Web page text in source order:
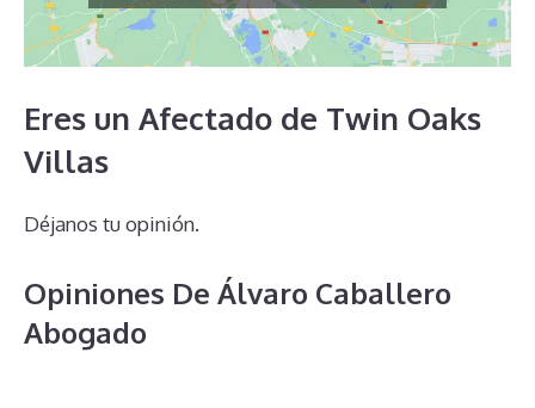
Eres un Afectado de Twin Oaks
Villas
Déjanos tu opinión.
Opiniones De Álvaro Caballero
Abogado